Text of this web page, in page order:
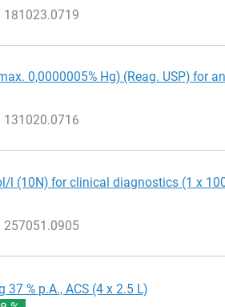
181023.0719
0,0000005% Hg) (Reag. USP) for
131020.0716
l (10N) for clinical diagnostics (1 x
257051.0905
% p.A., ACS (4 x 2.5 L)